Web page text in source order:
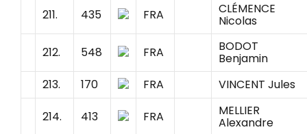
211. 435 FRA CLÉMENCE
Nicolas
212.
548 FRA BODOT
Benjamin
213.
170 FRA VINCENT Jules
214. 413 FRA MELLIER
Alexandre